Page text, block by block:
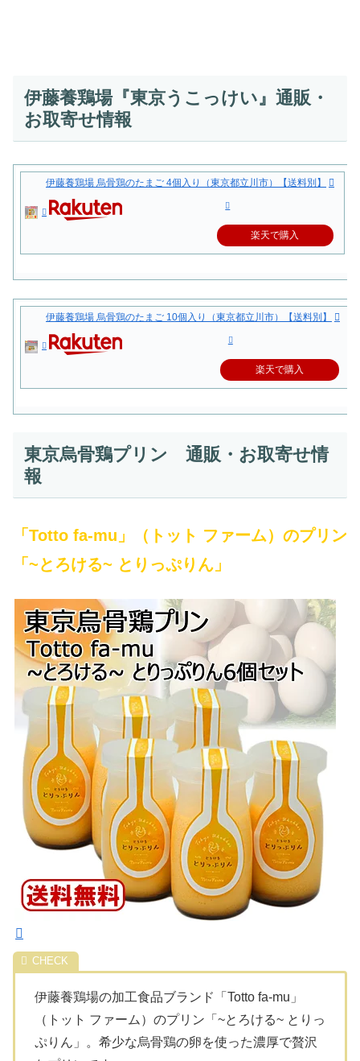
伊藤養鶏場『東京うこっけい』通販・
お取寄せ情報
伊藤養鶏場 烏骨鶏のたまご 4個入り（東京都立川市）【送料別】
楽天で購入
伊藤養鶏場 烏骨鶏のたまご 10個入り（東京都立川市）【送料別】
楽天で購入
東京烏骨鶏プリン 通販・お取寄せ情
報
「Totto fa-mu」（トット ファーム）のプリン
「~とろける~ とりっぷりん」
伊藤養鶏場の加工食品ブランド「Totto fa-mu」
（トット ファーム）のプリン「~とろける~ とりっ
ぷりん」。希少な烏骨鶏の卵を使った濃厚で贅沢